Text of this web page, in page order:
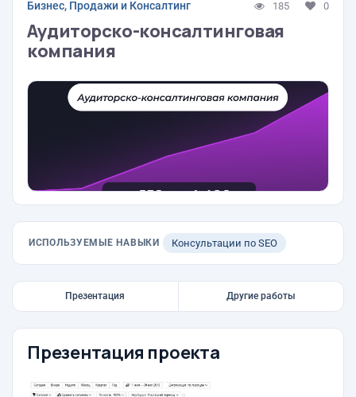
Бизнес, Продажи и Консалтинг 185 0
Аудиторско-консалтинговая
компания
ИСПОЛЬЗУЕМЫЕ НАВЫКИ Консультации по SEO
Презентация Другие работы
Презентация проекта